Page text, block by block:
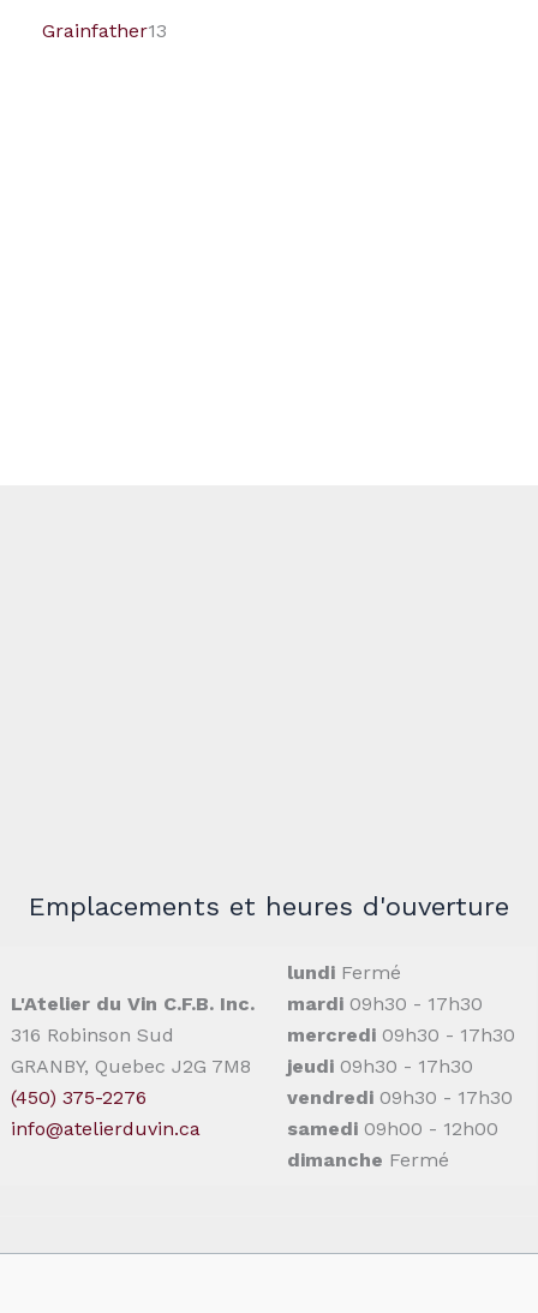
Grainfather13
Emplacements et heures d'ouverture
L'Atelier du Vin C.F.B. Inc.
316 Robinson Sud
GRANBY, Quebec J2G 7M8
(450) 375-2276
info@atelierduvin.ca
lundi Fermé
mardi 09h30 - 17h30
mercredi 09h30 - 17h30
jeudi 09h30 - 17h30
vendredi 09h30 - 17h30
samedi 09h00 - 12h00
dimanche Fermé